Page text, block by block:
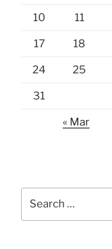
10 11
17 18
24 25
31
« Mar